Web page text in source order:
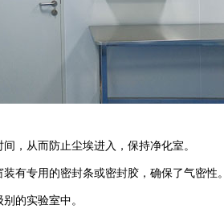
，从而防止尘埃进入，保持净化室。
专用的密封条或密封胶，确保了气密性。
的实验室中。